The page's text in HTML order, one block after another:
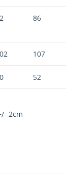
86
107
52
2cm